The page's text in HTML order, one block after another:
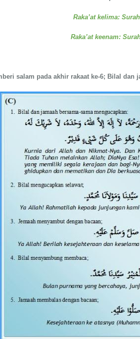
Raka’at kelima:
Raka’at keenam:
salam pada akhir rakaat ke-6; Bilal